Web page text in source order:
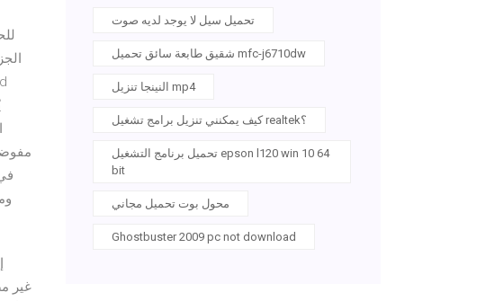
تحميل سيل لا يوجد لديه صوت
شقيق طابعة سائق تحميل mfc-j6710dw
النينجا تنزيل mp4
كيف يمكنني تنزيل برامج تشغيل realtek؟
تحميل برنامج التشغيل epson l120 win 10 64
bit
محول بوت تحميل مجاني
Ghostbuster 2009 pc not download